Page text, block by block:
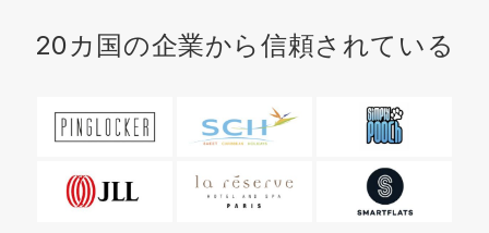
20カ国の企業から信頼されている